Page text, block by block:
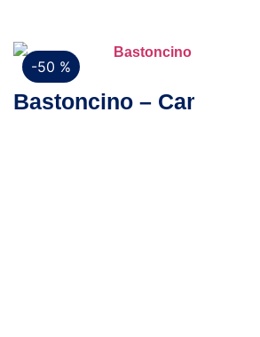
-50 %
Bastoncino – Camicia